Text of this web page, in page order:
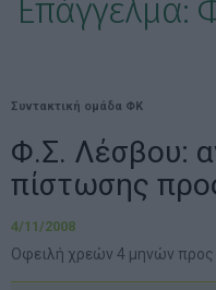
Επάγγελμα:
Συντακτική ομάδα ΦΚ
Φ.Σ. Λέσβου:
πίστωσης
4/11/2008
Οφειλή χρεών 4 μηνών